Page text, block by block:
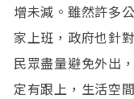
增未減。雖然許多
家上班，政府也針
民眾盡量避免外出
定有跟上，生活空